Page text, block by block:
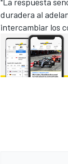
duradera al
intercambiar los